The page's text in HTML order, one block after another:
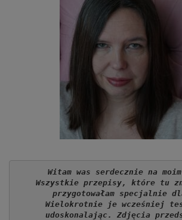
Witam was serdecznie na
Wszystkie przepisy, które tu
przygotowałam specjalnie
Wielokrotnie je wcześniej
udoskonalając. Zdjęcia